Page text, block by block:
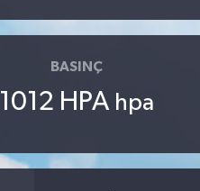
BASINÇ
1012 HPA hpa